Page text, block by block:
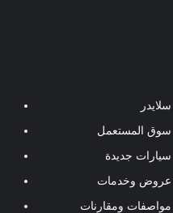
سلايدر
سوق المستعمل
سيارات جديدة
عروض وخدمات
مواصفات ومقارنات